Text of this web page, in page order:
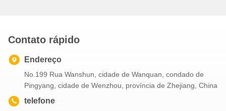
Contato rápido
Endereço
No.199 Rua Wanshun, cidade de Wanquan, condado de
Pingyang, cidade de Wenzhou, província de Zhejiang, China
telefone